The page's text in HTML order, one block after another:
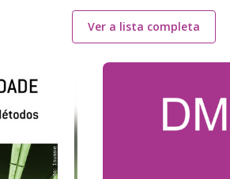
Ver a lista completa